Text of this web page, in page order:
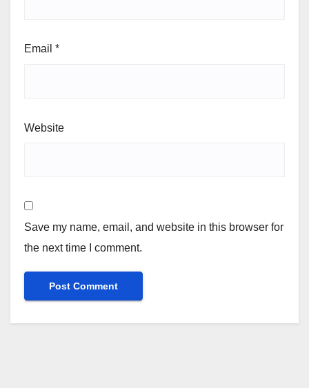
Email *
Website
Save my name, email, and website in this browser for
the next time I comment.